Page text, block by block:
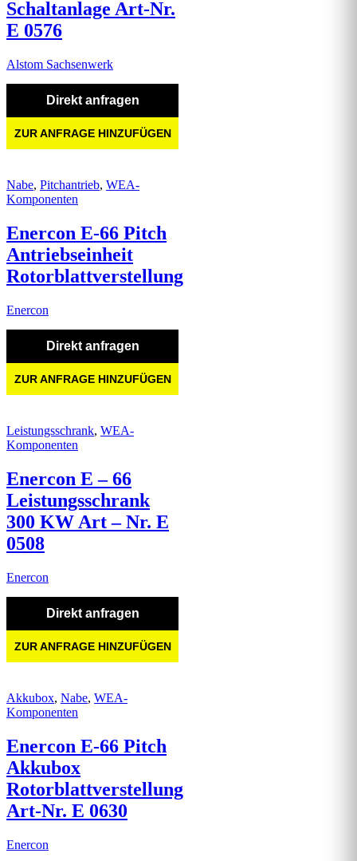
Schaltanlage Art-Nr.
E 0576
Alstom Sachsenwerk
Direkt anfragen
ZUR ANFRAGE HINZUFÜGEN
Nabe, Pitchantrieb, WEA-
Komponenten
Enercon E-66 Pitch
Antriebseinheit
Rotorblattverstellung
Enercon
Direkt anfragen
ZUR ANFRAGE HINZUFÜGEN
Leistungsschrank, WEA-
Komponenten
Enercon E – 66
Leistungsschrank
300 KW Art – Nr. E
0508
Enercon
Direkt anfragen
ZUR ANFRAGE HINZUFÜGEN
Akkubox, Nabe, WEA-
Komponenten
Enercon E-66 Pitch
Akkubox
Rotorblattverstellung
Art-Nr. E 0630
Enercon